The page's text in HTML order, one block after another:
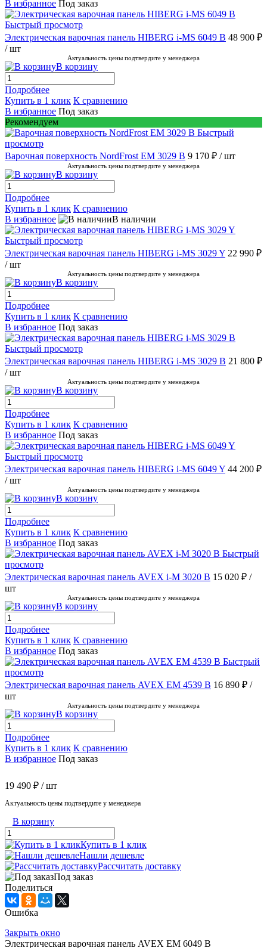
В избранное Под заказ
Быстрый просмотр
Электрическая варочная панель HIBERG i-MS 6049 B 48 900 ₽
/ шт
Актуальность цены подтвердите у менеджера
В корзину
Подробнее
Купить в 1 клик К сравнению
В избранное Под заказ
Рекомендуем
Быстрый
просмотр
Варочная поверхность NordFrost EM 3029 B 9 170 ₽ / шт
Актуальность цены подтвердите у менеджера
В корзину
Подробнее
Купить в 1 клик К сравнению
В избранное
В наличии
Быстрый просмотр
Электрическая варочная панель HIBERG i-MS 3029 Y 22 990 ₽
/ шт
Актуальность цены подтвердите у менеджера
В корзину
Подробнее
Купить в 1 клик К сравнению
В избранное Под заказ
Быстрый просмотр
Электрическая варочная панель HIBERG i-MS 3029 B 21 800 ₽
/ шт
Актуальность цены подтвердите у менеджера
В корзину
Подробнее
Купить в 1 клик К сравнению
В избранное Под заказ
Быстрый просмотр
Электрическая варочная панель HIBERG i-MS 6049 Y 44 200 ₽
/ шт
Актуальность цены подтвердите у менеджера
В корзину
Подробнее
Купить в 1 клик К сравнению
В избранное Под заказ
Быстрый
просмотр
Электрическая варочная панель AVEX i-M 3020 B 15 020 ₽ /
шт
Актуальность цены подтвердите у менеджера
В корзину
Подробнее
Купить в 1 клик К сравнению
В избранное Под заказ
Быстрый
просмотр
Электрическая варочная панель AVEX EM 4539 B 16 890 ₽ /
шт
Актуальность цены подтвердите у менеджера
В корзину
Подробнее
Купить в 1 клик К сравнению
В избранное Под заказ
19 490 ₽ / шт
Актуальность цены подтвердите у менеджера
В корзину
Купить в 1 клик
Нашли дешевле
Рассчитать доставку
Под заказ
Поделиться
Ошибка
Закрыть окно
Электрическая варочная панель AVEX EM 6049 B